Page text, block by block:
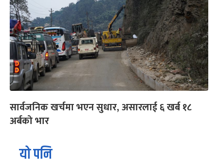
सार्वजनिक खर्चमा भएन सुधार, असारलाई ६ खर्ब १८
अर्बको भार
यो पनि